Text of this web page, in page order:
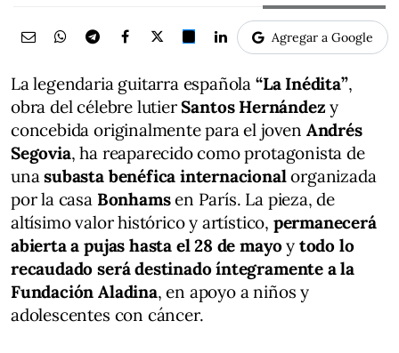
Agregar a Google
La legendaria guitarra española “La Inédita”,
obra del célebre lutierSantos Hernández y
concebida originalmente para el joven Andrés
Segovia, ha reaparecido como protagonista de
unasubasta benéfica internacionalorganizada
por la casa Bonhamsen París. La pieza, de
altísimo valor histórico y artístico, permanecerá
abierta a pujas hasta el 28 de mayoy todo lo
recaudado será destinado íntegramente a la
Fundación Aladina, en apoyo a niños y
adolescentes con cáncer.